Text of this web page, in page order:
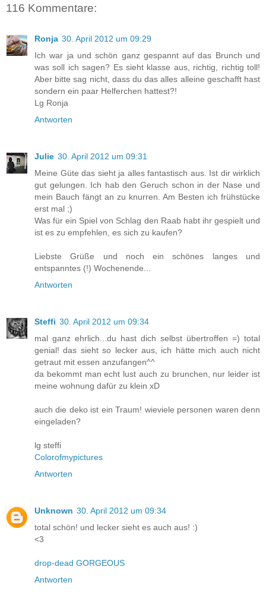
116 Kommentare:
Ronja 30. April 2012 um 09:29
Ich war ja und schön ganz gespannt auf das Brunch und
was soll ich sagen? Es sieht klasse aus, richtig, richtig toll!
Aber bitte sag nicht, dass du das alles alleine geschafft hast
sondern ein paar Helferchen hattest?!
Lg Ronja
Antworten
Julie 30. April 2012 um 09:31
Meine Güte das sieht ja alles fantastisch aus. Ist dir wirklich
gut gelungen. Ich hab den Geruch schon in der Nase und
mein Bauch fängt an zu knurren. Am Besten ich frühstücke
erst mal ;)
Was für ein Spiel von Schlag den Raab habt ihr gespielt und
ist es zu empfehlen, es sich zu kaufen?
Liebste Grüße und noch ein schönes langes und
entspanntes (!) Wochenende...
Antworten
Steffi 30. April 2012 um 09:34
mal ganz ehrlich...du hast dich selbst übertroffen =) total
genial! das sieht so lecker aus, ich hätte mich auch nicht
getraut mit essen anzufangen^^
da bekommt man echt lust auch zu brunchen, nur leider ist
meine wohnung dafür zu klein xD
auch die deko ist ein Traum! wieviele personen waren denn
eingeladen?
lg steffi
Colorofmypictures
Antworten
Unknown 30. April 2012 um 09:34
total schön! und lecker sieht es auch aus! :)
<3
drop-dead GORGEOUS
Antworten